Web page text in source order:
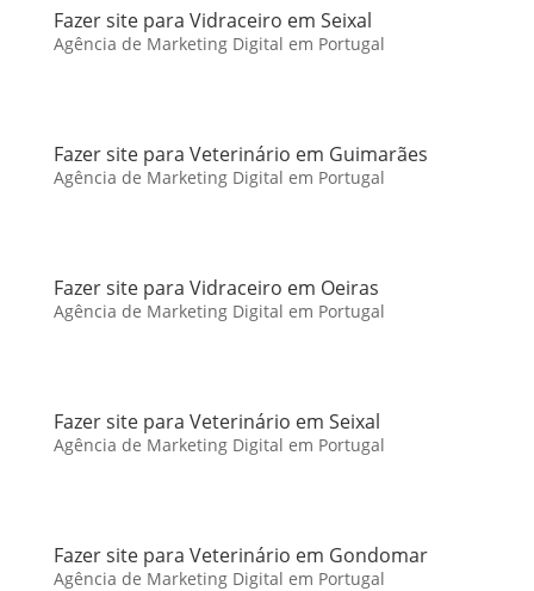
Fazer site para Vidraceiro em Seixal
Agência de Marketing Digital em Portugal
Fazer site para Veterinário em Guimarães
Agência de Marketing Digital em Portugal
Fazer site para Vidraceiro em Oeiras
Agência de Marketing Digital em Portugal
Fazer site para Veterinário em Seixal
Agência de Marketing Digital em Portugal
Fazer site para Veterinário em Gondomar
Agência de Marketing Digital em Portugal